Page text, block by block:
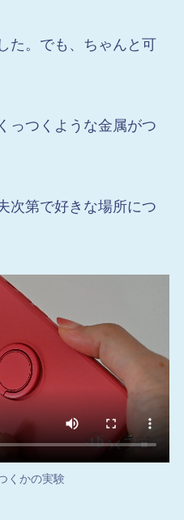
た。でも、ちゃんと可
っつくような金属がつ
次第で好きな場所につ
くかの実験